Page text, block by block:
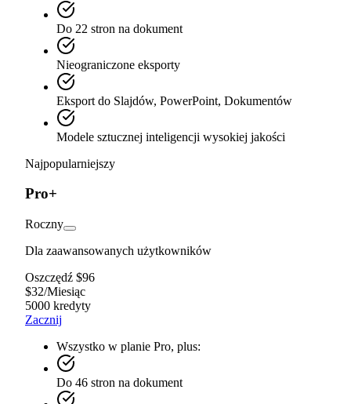
Do 22 stron na dokument
Nieograniczone eksporty
Eksport do Slajdów, PowerPoint, Dokumentów
Modele sztucznej inteligencji wysokiej jakości
Najpopularniejszy
Pro+
Roczny
Dla zaawansowanych użytkowników
Oszczędź $96
$32/Miesiąc
5000 kredyty
Zacznij
Wszystko w planie Pro, plus:
Do 46 stron na dokument